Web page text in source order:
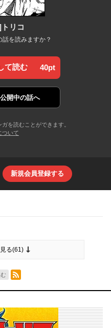
リコ
を読みますか？
て読む 40pt
開中の話へ
を読むことができます。
ついて
新規会員登録する
る(61 )
RSSフィード